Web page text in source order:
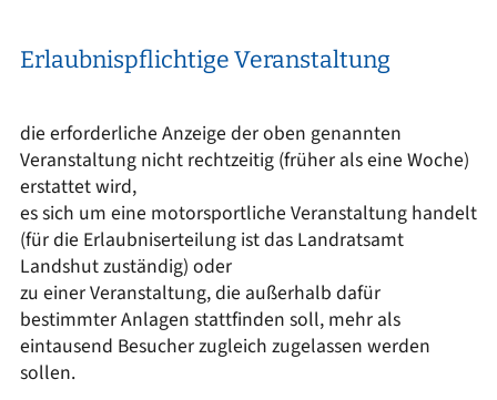
Erlaubnispflichtige Veranstaltung
die erforderliche Anzeige der oben genannten
Veranstaltung nicht rechtzeitig (früher als eine Woche)
erstattet wird,
es sich um eine motorsportliche Veranstaltung handelt
(für die Erlaubniserteilung ist das Landratsamt
Landshut zuständig) oder
zu einer Veranstaltung, die außerhalb dafür
bestimmter Anlagen stattfinden soll, mehr als
eintausend Besucher zugleich zugelassen werden
sollen.